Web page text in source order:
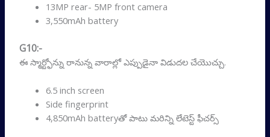
13MP rear- 5MP front camera
3,550mAh battery
G10:-
ఈ స్మార్ట్ఫోన్ను రానున్న వారాల్లో ఎప్పుడైనా విడుదల చేయొచ్చు.
6.5 inch screen
Side fingerprint
4,850mAh batteryతో పాటు మరిన్ని లేటెస్ట్ ఫీచర్స్